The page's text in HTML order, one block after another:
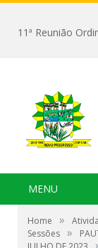
MENU
Home »
Sessões »